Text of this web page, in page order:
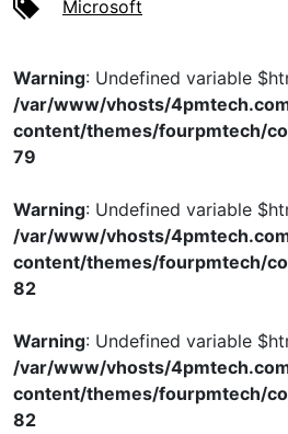
Microsoft
Warning: Undefined variable
/var/www/vhosts/
content/themes/fourpmtech/
79
Warning: Undefined variable
/var/www/vhosts/
content/themes/fourpmtech/
82
Warning: Undefined variable
/var/www/vhosts/
content/themes/fourpmtech/
82